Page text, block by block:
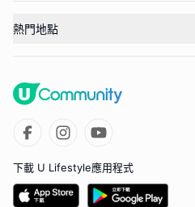
熱門地點
下載 U Lifestyle應用程式